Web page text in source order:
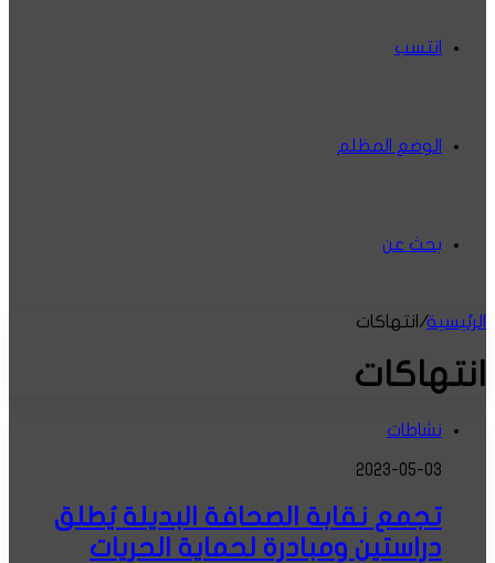
انتسب
الوضع المظلم
بحث عن
الرئيسية/ انتهاكات
انتهاكات
نشاطات
2023-05-03
تجمع نقابة الصحافة البديلة يُطلق
دراستين ومبادرة لحماية الحريات